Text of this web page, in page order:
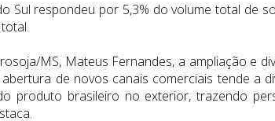
Sul respondeu por 5,3% do volume total de
MS, Mateus Fernandes, a ampliação e
de novos canais comerciais tende a
produto brasileiro no exterior, trazendo